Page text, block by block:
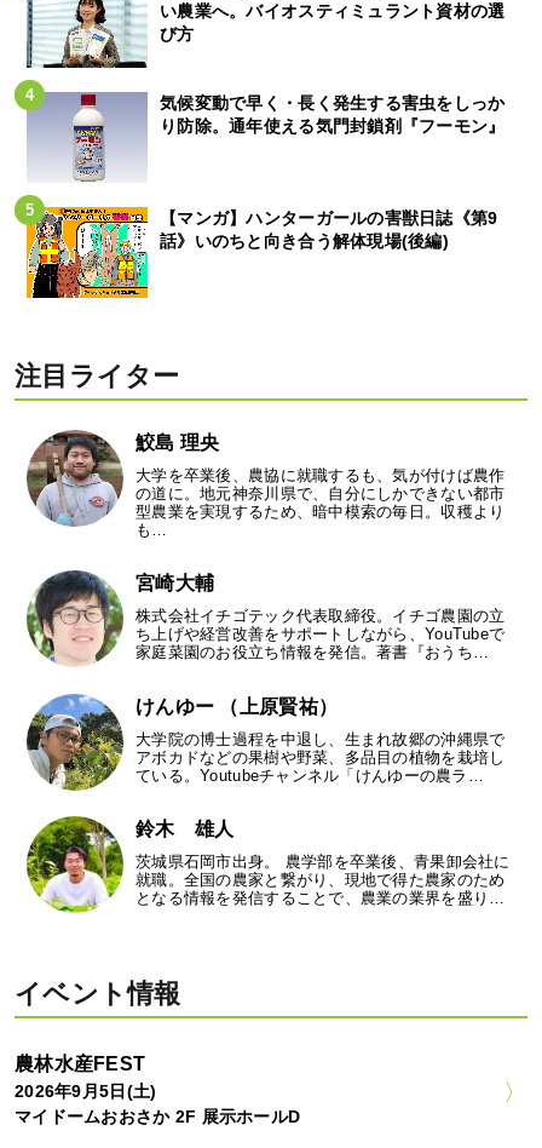
い農業へ。バイオスティミュラント資材の選
び方
気候変動で早く・長く発生する害虫をしっか
り防除。通年使える気門封鎖剤『フーモン』
【マンガ】ハンターガールの害獣日誌《第9
話》いのちと向き合う解体現場(後編)
注目ライター
鮫島 理央
大学を卒業後、農協に就職するも、気が付けば農作
の道に。地元神奈川県で、自分にしかできない都市
型農業を実現するため、暗中模索の毎日。収穫より
も…
宮崎大輔
株式会社イチゴテック代表取締役。イチゴ農園の立
ち上げや経営改善をサポートしながら、YouTubeで
家庭菜園のお役立ち情報を発信。著書『おうち…
けんゆー （上原賢祐）
大学院の博士過程を中退し、生まれ故郷の沖縄県で
アボカドなどの果樹や野菜、多品目の植物を栽培し
ている。Youtubeチャンネル「けんゆーの農ラ…
鈴木 雄人
茨城県石岡市出身。 農学部を卒業後、青果卸会社に
就職。全国の農家と繋がり、現地で得た農家のため
となる情報を発信することで、農業の業界を盛り…
イベント情報
農林水産FEST
2026年9月5日(土)
マイドームおおさか 2F 展示ホールD